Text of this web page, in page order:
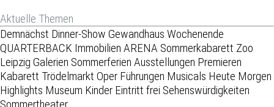
Aktuelle Themen
Demnächst Dinner-Show Gewandhaus Wochenende
QUARTERBACK Immobilien ARENA Sommerkabarett Zoo
Leipzig Galerien Sommerferien Ausstellungen Premieren
Kabarett Trödelmarkt Oper Führungen Musicals Heute Morgen
Highlights Museum Kinder Eintritt frei Sehenswürdigkeiten